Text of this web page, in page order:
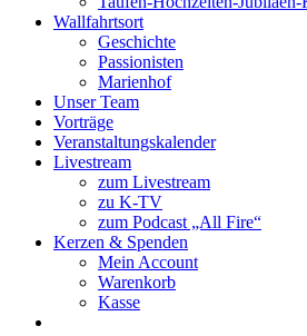
Wallfahrtsort
Geschichte
Passionisten
Marienhof
Unser Team
Vorträge
Veranstaltungskalender
Livestream
zum Livestream
zu K-TV
zum Podcast „All Fire“
Kerzen & Spenden
Mein Account
Warenkorb
Kasse